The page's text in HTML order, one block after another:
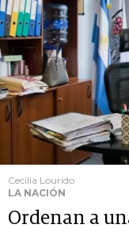
Cecilia Lourido
LA NACIÓN
Ordenan a